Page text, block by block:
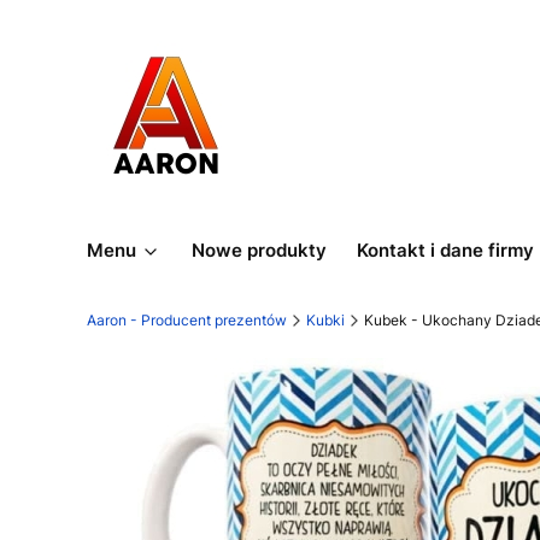
Menu Nowe produkty Kontakt i dane firmy
Aaron - Producent prezentów Kubki Kubek - Ukochany